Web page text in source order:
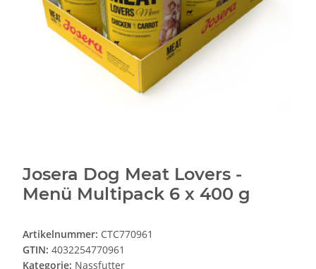
Josera Dog Meat Lovers -
Menü Multipack 6 x 400 g
Artikelnummer: CTC770961
GTIN: 4032254770961
Kategorie: Nassfutter